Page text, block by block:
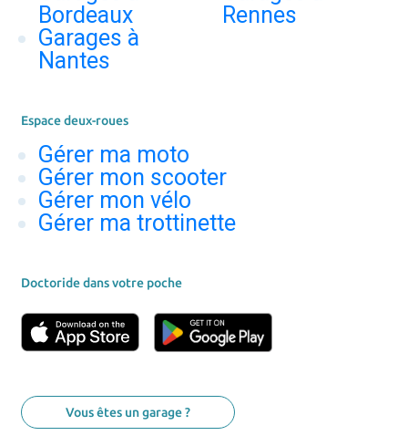
Bordeaux
Garages à
Nantes
Rennes
Espace deux-roues
Gérer ma moto
Gérer mon scooter
Gérer mon vélo
Gérer ma trottinette
Doctoride dans votre poche
Vous êtes un garage ?